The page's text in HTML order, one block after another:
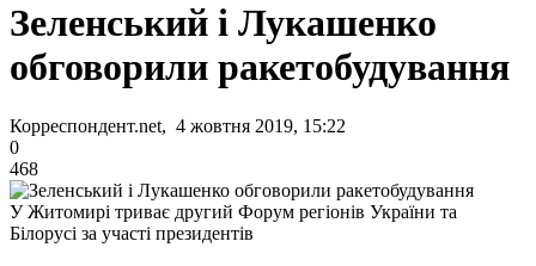
Зеленський і Лукашенко
обговорили ракетобудування
Корреспондент.net, 4 жовтня 2019, 15:22
0
468
У Житомирі триває другий Форум регіонів України та
Білорусі за участі президентів